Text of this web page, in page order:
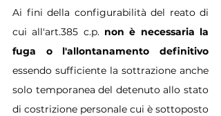
Ai fini della configurabilità del reato di
cui all'art.385 c.p. non è necessaria la
fuga o l'allontanamento definitivo
essendo sufficiente la sottrazione anche
solo temporanea del detenuto allo stato
di costrizione personale cui è sottoposto